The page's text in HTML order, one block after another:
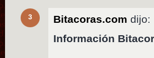
3 Bitacoras.com dijo:
Información